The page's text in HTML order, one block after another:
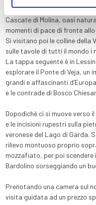
Passando dalla Valle dei
Cascate di Molina, oasi
momenti di pace di fronte
Si visitano poi le colline della
sulle tavole di tutti il mondo i
La tappa seguente è in
esplorare il Ponte di Veja, un
grandi e affascinanti
e le contrade di Bosco
Dopodichè ci si muove verso
e le incisioni rupestri sulla
veronese del Lago di Garda.
rilievo montuoso proprio
mozzafiato, per poi scendere
Bardolino sorseggiando un
Prenotando una camera sul
visita guidata ad un prezzo